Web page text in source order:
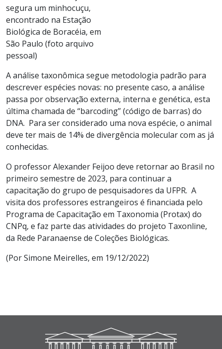
segura um minhocuçu,
encontrado na Estação
Biológica de Boracéia, em
São Paulo (foto arquivo
pessoal)
A análise taxonômica segue metodologia padrão para
descrever espécies novas: no presente caso, a análise
passa por observação externa, interna e genética, esta
última chamada de “barcoding” (código de barras) do
DNA. Para ser considerado uma nova espécie, o animal
deve ter mais de 14% de divergência molecular com as já
conhecidas.
O professor Alexander Feijoo deve retornar ao Brasil no
primeiro semestre de 2023, para continuar a
capacitação do grupo de pesquisadores da UFPR. A
visita dos professores estrangeiros é financiada pelo
Programa de Capacitação em Taxonomia (Protax) do
CNPq, e faz parte das atividades do projeto Taxonline,
da Rede Paranaense de Coleções Biológicas.
(Por Simone Meirelles, em 19/12/2022)